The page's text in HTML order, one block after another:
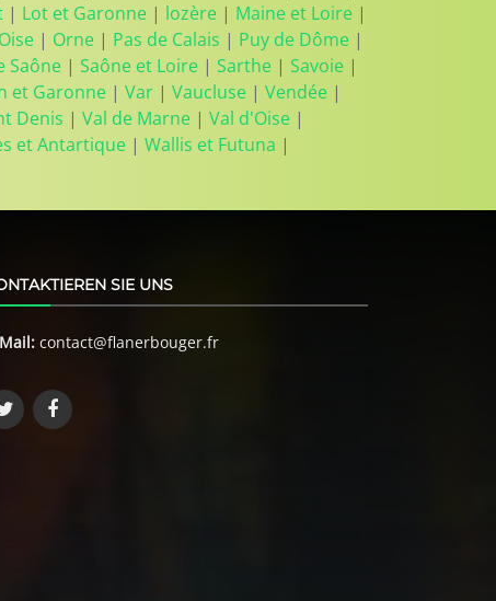
| Lot et Garonne | lozère | Maine et Loire |
Oise | Orne | Pas de Calais | Puy de Dôme |
Saône | Saône et Loire | Sarthe | Savoie |
et Garonne | Var | Vaucluse | Vendée |
Denis | Val de Marne | Val d'Oise |
et Antartique | Wallis et Futuna |
SIE UNS
contact@flanerbouger.fr